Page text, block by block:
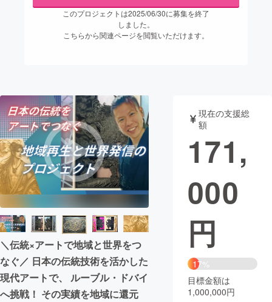
ビジネス・起業
CAMPFIREふるさと納税 machi-ya
このプロジェクトは2025/06/30に募集を終了
しました。
こちらから関連ページを閲覧いただけます。
＼伝統×アートで地域と世界をつ
なぐ／ 日本の伝統技術を活かした
現代アートで、 ルーブル・ドバイ
へ挑戦！ その実績を地域に還元
現在の支援総
額
171,
000
円
17%
目標金額は
1,000,000円